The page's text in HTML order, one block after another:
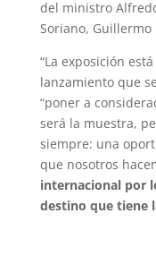
del ministro
Soriano, Guillermo
“La exposición
lanzamiento que
“poner a
será la muestra,
siempre: una
que nosotros
internacional por
destino que tiene